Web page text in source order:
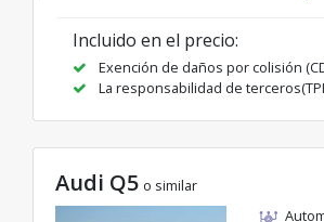
Incluido en el precio:
Exención de daños por colisión
La responsabilidad de
Audi Q5 o similar